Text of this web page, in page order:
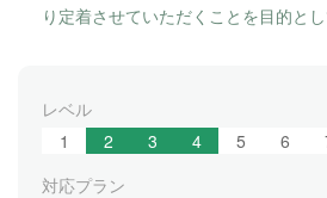
り定着させていただくことを目的と
レベル
1
2 3 4 5 6
対応プラン